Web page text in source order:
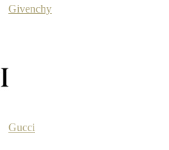
Givenchy
Gucci